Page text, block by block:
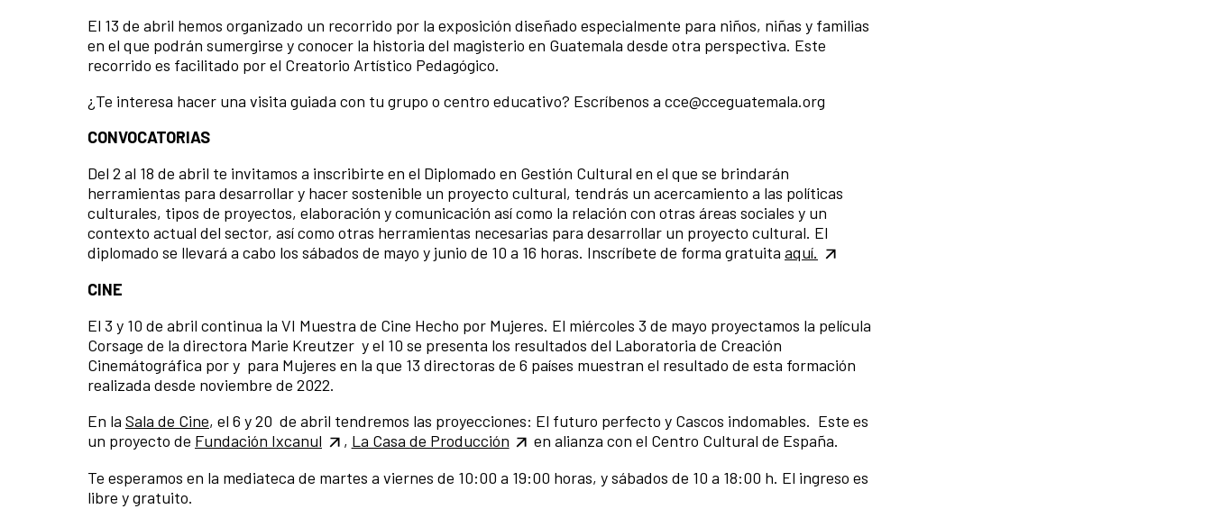
El 13 de abril hemos organizado un recorrido por la exposición diseñado especialmente para niños, niñas y familias
en el que podrán sumergirse y conocer la historia del magisterio en Guatemala desde otra perspectiva. Este
recorrido es facilitado por el Creatorio Artístico Pedagógico.
¿Te interesa hacer una visita guiada con tu grupo o centro educativo? Escríbenos a cce@cceguatemala.org
CONVOCATORIAS
Del 2 al 18 de abril te invitamos a inscribirte en el Diplomado en Gestión Cultural en el que se brindarán
herramientas para desarrollar y hacer sostenible un proyecto cultural, tendrás un acercamiento a las políticas
culturales, tipos de proyectos, elaboración y comunicación así como la relación con otras áreas sociales y un
contexto actual del sector, así como otras herramientas necesarias para desarrollar un proyecto cultural. El
diplomado se llevará a cabo los sábados de mayo y junio de 10 a 16 horas. Inscríbete de forma gratuita aquí.
CINE
El 3 y 10 de abril continua la VI Muestra de Cine Hecho por Mujeres. El miércoles 3 de mayo proyectamos la película
Corsage de la directora Marie Kreutzer y el 10 se presenta los resultados del Laboratoria de Creación
Cinemátográfica por y para Mujeres en la que 13 directoras de 6 países muestran el resultado de esta formación
realizada desde noviembre de 2022.
En la Sala de Cine, el 6 y 20 de abril tendremos las proyecciones: El futuro perfecto y Cascos indomables. Este es
un proyecto de Fundación Ixcanul , La Casa de Producción
en alianza con el Centro Cultural de España.
Te esperamos en la mediateca de martes a viernes de 10:00 a 19:00 horas, y sábados de 10 a 18:00 h. El ingreso es
libre y gratuito.